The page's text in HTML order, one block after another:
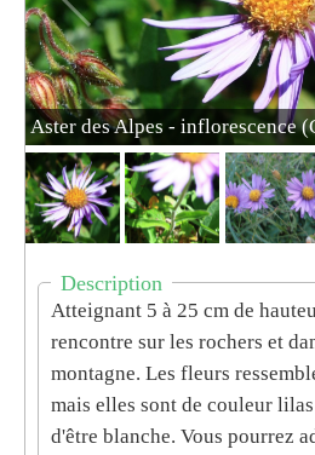
Aster des Alpes - inflorescence
Description
Atteignant 5 à 25 cm de
rencontre sur les rochers et
montagne. Les fleurs
mais elles sont de couleur
d'être blanche. Vous pourrez